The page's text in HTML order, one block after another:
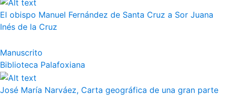
El obispo Manuel Fernández de Santa Cruz a Sor Juana
Inés de la Cruz
Manuscrito
Biblioteca Palafoxiana
José María Narváez, Carta geográfica de una gran parte